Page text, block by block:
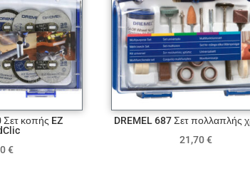
Σετ κοπής EZ
€
DREMEL 687 Σετ πολλαπλής
21,70€